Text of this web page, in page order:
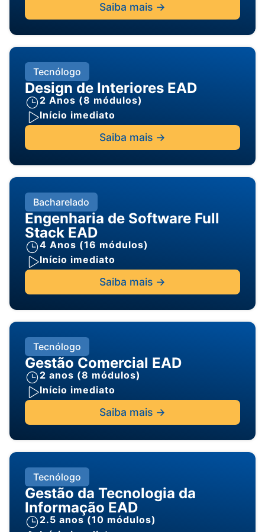
Saiba mais ->
Tecnólogo
Design de Interiores EAD
2 Anos (8 módulos)
Início imediato
Saiba mais ->
Bacharelado
Engenharia de Software Full
Stack EAD
4 Anos (16 módulos)
Início imediato
Saiba mais ->
Tecnólogo
Gestão Comercial EAD
2 anos (8 módulos)
Início imediato
Saiba mais ->
Tecnólogo
Gestão da Tecnologia da
Informação EAD
2.5 anos (10 módulos)